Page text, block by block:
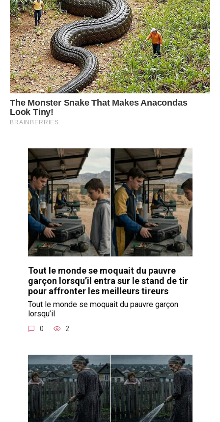
Tout le monde se moquait du pauvre
garçon lorsqu’il entra sur le stand de tir
pour affronter les meilleurs tireurs
Tout le monde se moquait du pauvre garçon
lorsqu’il
0 2